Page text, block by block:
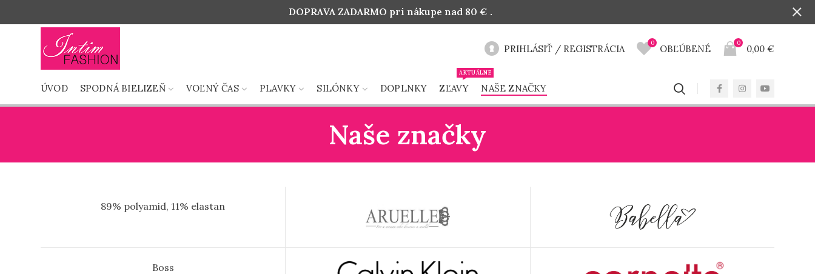
PRIHLÁSIŤ / REGISTRÁCIA 0 OBĽÚBENÉ 0 0,00 €
ÚVOD SPODNÁ BIELIZEŇ VOĽNÝ ČAS PLAVKY SILÓNKY DOPLNKY ZĽAVY
AKTUÁLNE
NAŠE ZNAČKY
Naše značky
89% polyamid, 11% elastan
Boss
DOPRAVA ZADARMO pri nákupe nad 80 € .